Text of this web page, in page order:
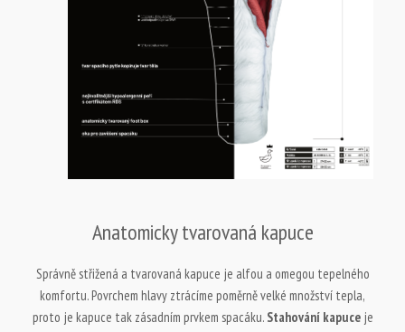
Anatomicky tvarovaná kapuce
Správně střižená a tvarovaná kapuce je alfou a omegou tepelného
komfortu. Povrchem hlavy ztrácíme poměrně velké množství tepla,
proto je kapuce tak zásadním prvkem spacáku. Stahování kapuceje